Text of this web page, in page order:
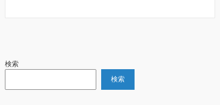
検索
検索